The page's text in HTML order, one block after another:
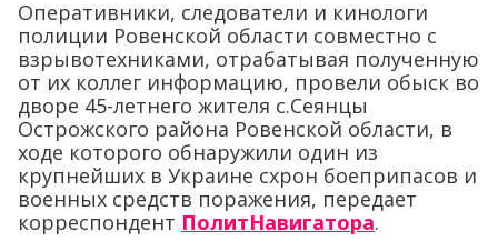
Оперативники, следователи и кинологи
полиции Ровенской области совместно с
взрывотехниками, отрабатывая полученную
от их коллег информацию, провели обыск во
дворе 45-летнего жителя с.Сеянцы
Острожского района Ровенской области, в
ходе которого обнаружили один из
крупнейших в Украине схрон боеприпасов и
военных средств поражения, передает
корреспондент ПолитНавигатора.